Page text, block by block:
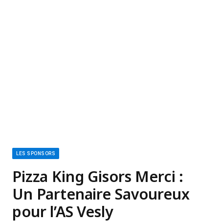
LES SPONSORS
Pizza King Gisors Merci :
Un Partenaire Savoureux
pour l’AS Vesly